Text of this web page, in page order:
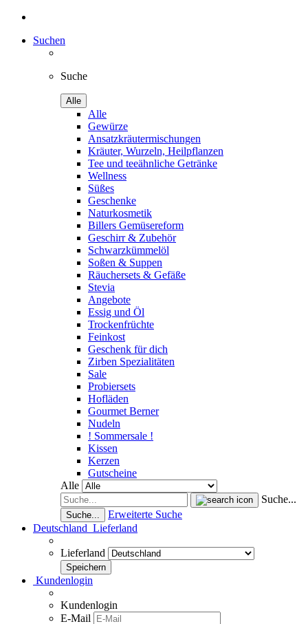
Suchen
Suche
Alle
Alle
Gewürze
Ansatzkräutermischungen
Kräuter, Wurzeln, Heilpflanzen
Tee und teeähnliche Getränke
Wellness
Süßes
Geschenke
Naturkosmetik
Billers Gemüsereform
Geschirr & Zubehör
Schwarzkümmelöl
Soßen & Suppen
Räuchersets & Gefäße
Stevia
Angebote
Essig und Öl
Trockenfrüchte
Feinkost
Geschenk für dich
Zirben Spezialitäten
Sale
Probiersets
Hofläden
Gourmet Berner
Nudeln
! Sommersale !
Kissen
Kerzen
Gutscheine
Alle
Suche...
Suche...
Erweiterte Suche
Deutschland Lieferland
Lieferland
Kundenlogin
Kundenlogin
E-Mail